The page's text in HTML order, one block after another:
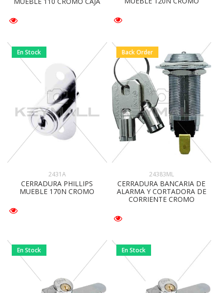
En Stock
2431A
CERRADURA PHILLIPS
MUEBLE 170N CROMO
Back Order
24383ML
CERRADURA BANCARIA DE
ALARMA Y CORTADORA DE
CORRIENTE CROMO
En Stock En Stock